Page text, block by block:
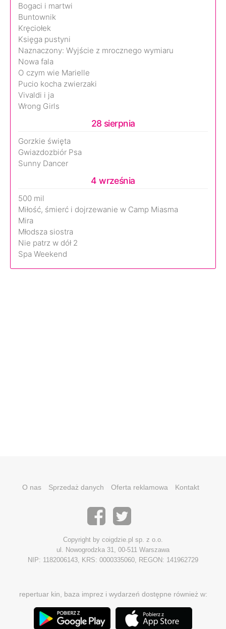
Bogaci i martwi
Buntownik
Kręciołek
Księga pustyni
Naznaczony: Wyjście z mrocznego wymiaru
Nowa fala
O czym wie Marielle
Pucio kocha zwierzaki
Vivaldi i ja
Wrong Girls
28 sierpnia
Gorzkie święta
Gwiazdozbiór Psa
Sunny Dancer
4 września
500 mil
Miłość, śmierć i dojrzewanie w Camp Miasma
Mira
Młodsza siostra
Nie patrz w dół 2
Spa Weekend
O nas Sprzedaż danych Oferta reklamowa Kontakt
Copyright by coigdzie.pl sp. z o.o.
ul. Nowogrodzka 31, 00-511 Warszawa
NIP: 1182006143, KRS: 0000335060, REGON: 141962729
repertuar kin, baza imprez i wydarzeń dostępne również w: